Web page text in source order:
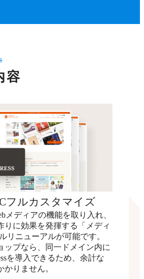
容
フルカスタマイズ
メディアの機能を取り入れ、
りに効果を発揮する「メディ
リニューアルが可能です。
ップなら、同一ドメイン内に
を導入できるため、余計な
かりません。